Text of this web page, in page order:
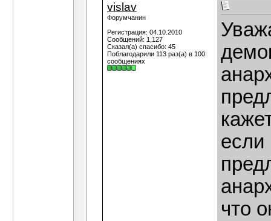
vislav
Форумчанин
Регистрация: 04.10.2010
Сообщений: 1,127
Сказал(а) спасибо: 45
Поблагодарили 113 раз(а) в 100
сообщениях
если
что